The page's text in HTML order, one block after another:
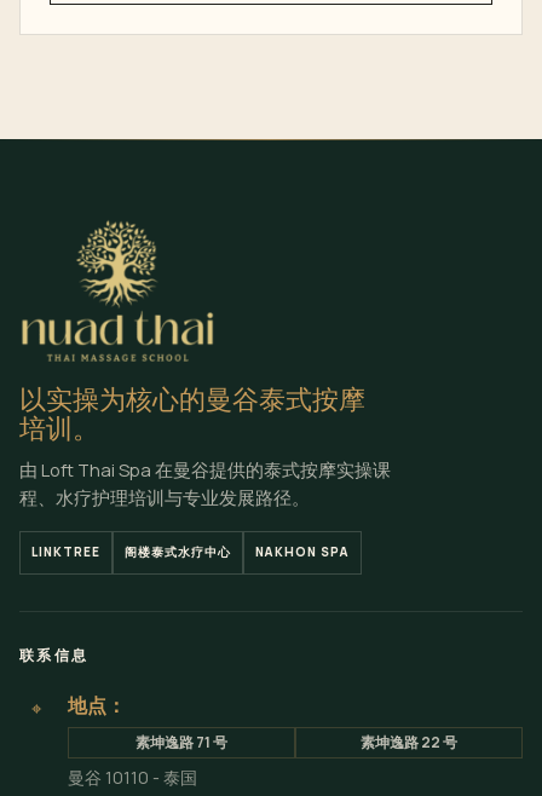
以实操为核心的曼谷泰式按摩
培训。
由 Loft Thai Spa 在曼谷提供的泰式按摩实操课
程、水疗护理培训与专业发展路径。
LINKTREE 阁楼泰式水疗中心 NAKHON SPA
联系信息
⌖ 地点：
素坤逸路 71 号 素坤逸路 22 号
曼谷 10110 - 泰国